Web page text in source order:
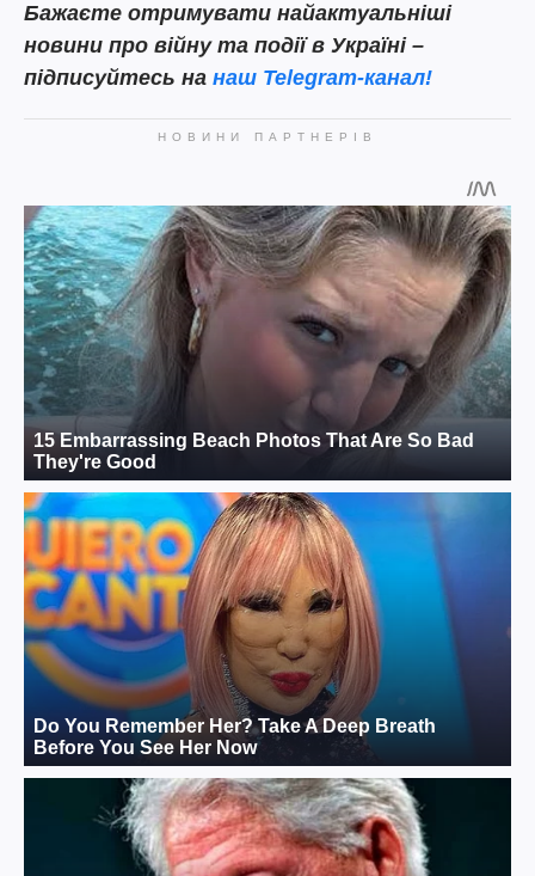
Бажаєте отримувати найактуальніші
новини про війну та події в Україні –
підписуйтесь на наш Telegram-канал!